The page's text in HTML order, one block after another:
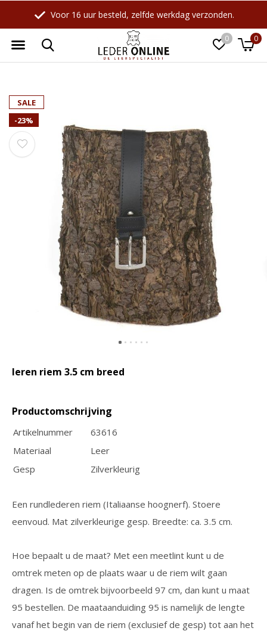
0 0
Webwinkel sinds 1998 !
Wellicht zijn deze producten ook
-10%
Leren Billfold
portemonnee The
Original RFID
€49,95
-18%
LeatherLeaf
Lederen schrijfmap A4 |
ritssluiting en tablet vak
€89,95 €109,95
GreenBurry
Lederen Personal
jaaragenda 2026 + 2027
€34,95
SALE
-23%
leren riem 3.5 cm breed
Productomschrijving
Artikelnummer
63616
Materiaal
Leer
Gesp
Zilverkleurig
Een rundlederen riem (Italiaanse hoognerf). Stoere
eenvoud. Mat zilverkleurige gesp. Breedte: ca. 3.5 cm.
Hoe bepaalt u de maat? Met een meetlint kunt u de
omtrek meten op de plaats waar u de riem wilt gaan
dragen. Is de omtrek bijvoorbeeld 97 cm, dan kunt u maat
95 bestellen. De maataanduiding 95 is namelijk de lengte
vanaf het begin van de riem (exclusief de gesp) tot aan het